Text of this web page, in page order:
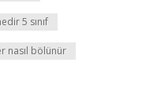
5 sınıf
nasıl bölünür